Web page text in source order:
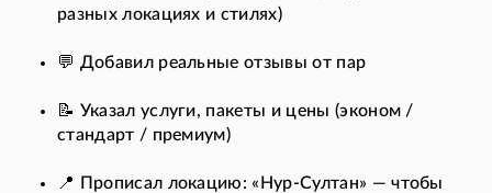
разных локациях и стилях)
💬 Добавил реальные отзывы от пар
📝 Указал услуги, пакеты и цены (эконом /
стандарт / премиум)
📍 Прописал локацию: «Нур-Султан» — чтобы